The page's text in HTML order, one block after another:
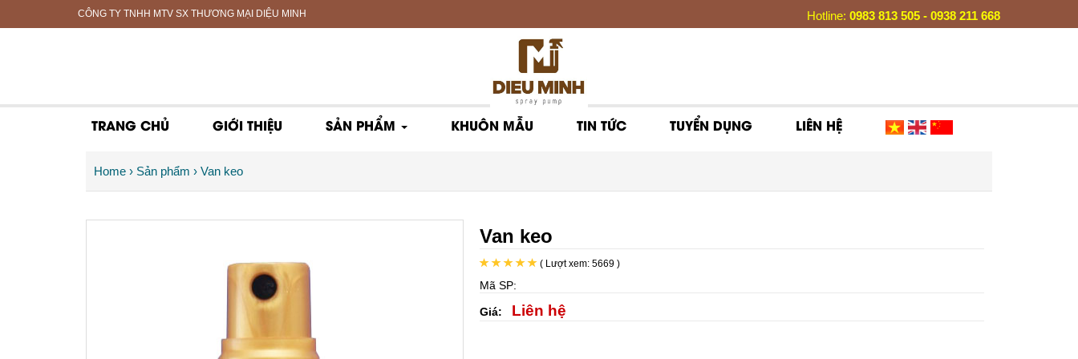
CÔNG TY TNHH MTV SX THƯƠNG MẠI DIỆU MINH Hotline: 0983 813 505 - 0938 211 668
TRANG CHỦ GIỚI THIỆU SẢN PHẨM KHUÔN MẪU TIN TỨC TUYỂN DỤNG LIÊN HỆ
Home › Sản phẩm › Van keo
Van keo
( Lượt xem: 5669 )
Mã SP:
Giá: Liên hệ